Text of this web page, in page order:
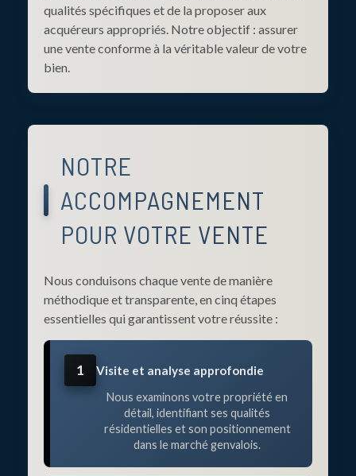
qualités spécifiques et de la proposer aux
acquéreurs appropriés. Notre objectif : assurer
une vente conforme à la véritable valeur de votre
bien.
NOTRE
ACCOMPAGNEMENT
POUR VOTRE VENTE
Nous conduisons chaque vente de manière
méthodique et transparente, en cinq étapes
essentielles qui garantissent votre réussite :
1 Visite et analyse approfondie
Nous examinons votre propriété en
détail, identifiant ses qualités
résidentielles et son positionnement
dans le marché genvalois.